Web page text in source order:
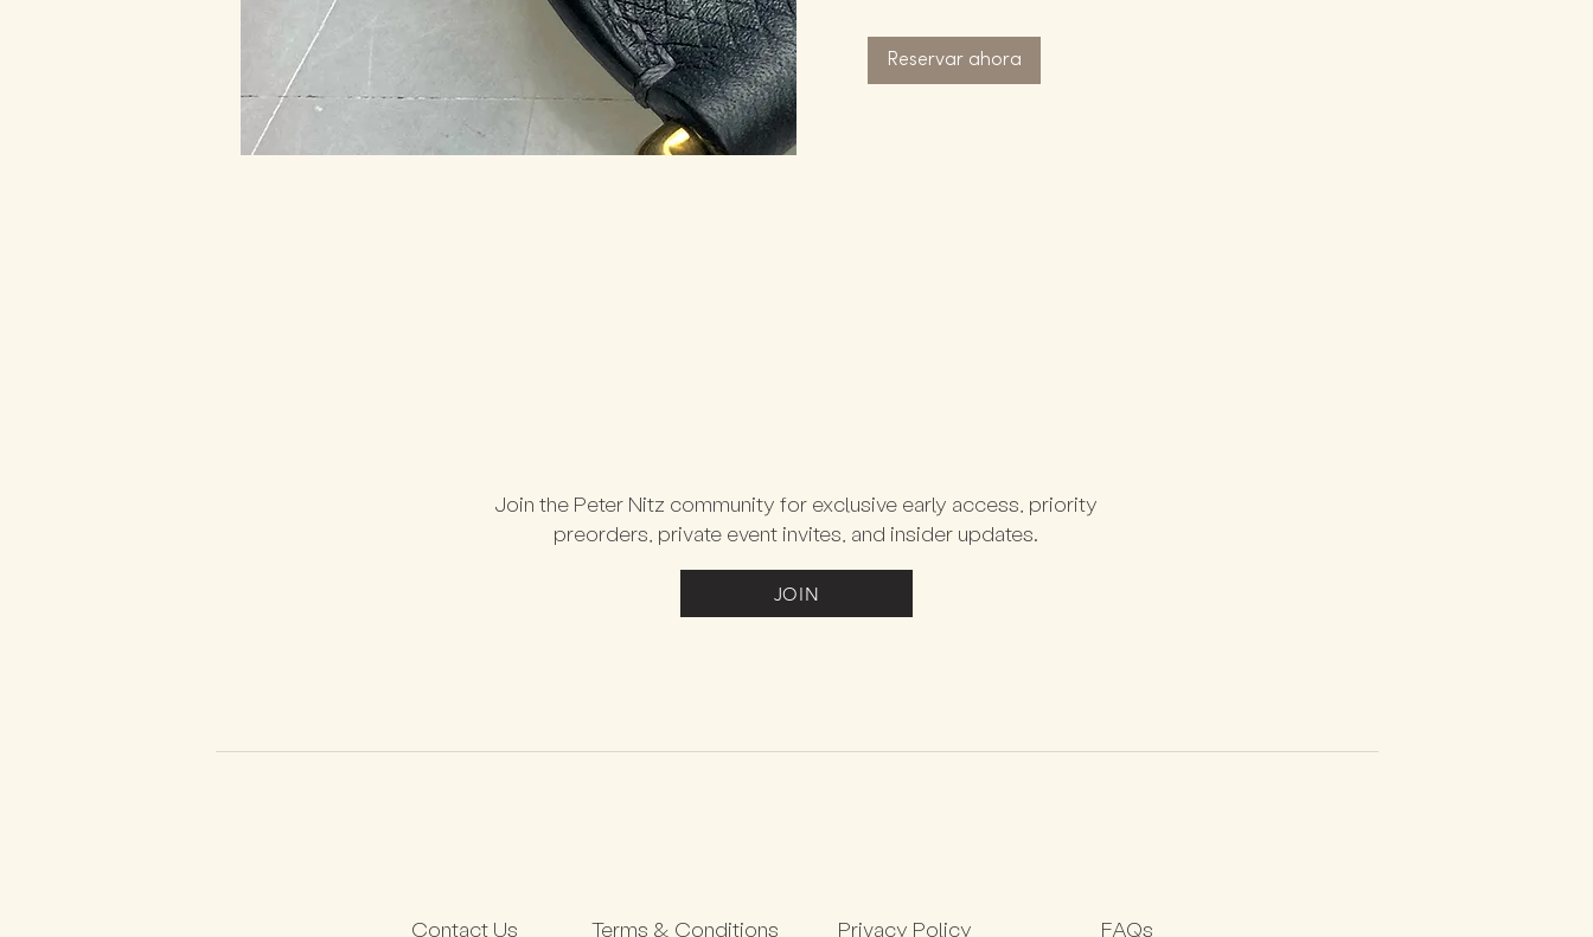
Reservar ahora
Join the Peter Nitz community for exclusive early access, priority
preorders, private event invites, and insider updates.
JOIN
Contact Us Terms & Conditions Privacy Policy FAQs